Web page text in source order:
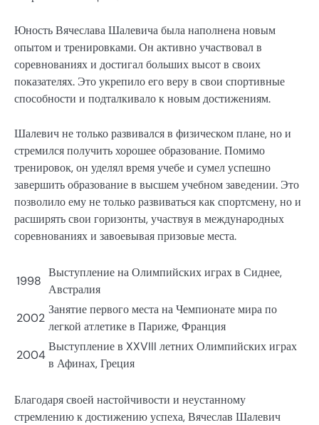
Юность Вячеслава Шалевича была наполнена новым
опытом и тренировками. Он активно участвовал в
соревнованиях и достигал больших высот в своих
показателях. Это укрепило его веру в свои спортивные
способности и подталкивало к новым достижениям.
Шалевич не только развивался в физическом плане, но и
стремился получить хорошее образование. Помимо
тренировок, он уделял время учебе и сумел успешно
завершить образование в высшем учебном заведении. Это
позволило ему не только развиваться как спортсмену, но и
расширять свои горизонты, участвуя в международных
соревнованиях и завоевывая призовые места.
1998
Выступление на Олимпийских играх в Сиднее,
Австралия
2002
Занятие первого места на Чемпионате мира по
легкой атлетике в Париже, Франция
2004
Выступление в XXVIII летних Олимпийских играх
в Афинах, Греция
Благодаря своей настойчивости и неустанному
стремлению к достижению успеха, Вячеслав Шалевич